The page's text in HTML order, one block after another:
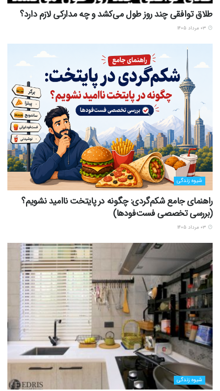
طلاق توافقی چند روز طول می‌کشد و چه مدارکی لازم دارد؟
شیوه زندگی
راهنمای جامع شکم‌گردی: چگونه در پایتخت ناامید نشویم؟
(بررسی تخصصی فست‌فودها)
شیوه زندگی